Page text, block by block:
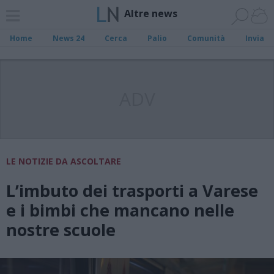
Altre news
Home News 24 Cerca Palio Comunità Invia
LE NOTIZIE DA ASCOLTARE
L’imbuto dei trasporti a Varese
e i bimbi che mancano nelle
nostre scuole